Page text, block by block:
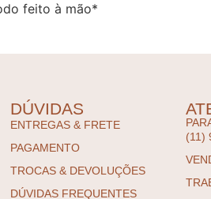
feito à mão*
DÚVIDAS
ENTREGAS & FRETE
PAGAMENTO
TROCAS & DEVOLUÇÕES
DÚVIDAS FREQUENTES
(11)